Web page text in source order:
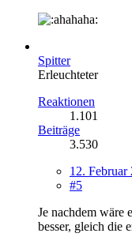
Spitter
Erleuchteter
Reaktionen
1.101
Beiträge
3.530
12. Februar
#5
Je nachdem wäre
besser, gleich die